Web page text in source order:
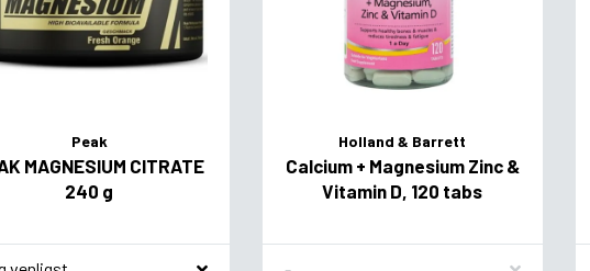
Peak
MAGNESIUM CITRATE
240 g
Holland & Barrett
Calcium + Magnesium Zinc &
Vitamin D, 120 tabs